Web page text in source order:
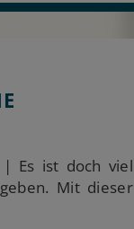
Es ist doch viel
Mit dieser